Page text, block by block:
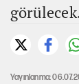
Yayınlanma: